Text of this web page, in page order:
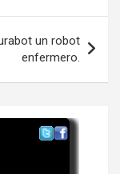
un robot
enfermero.